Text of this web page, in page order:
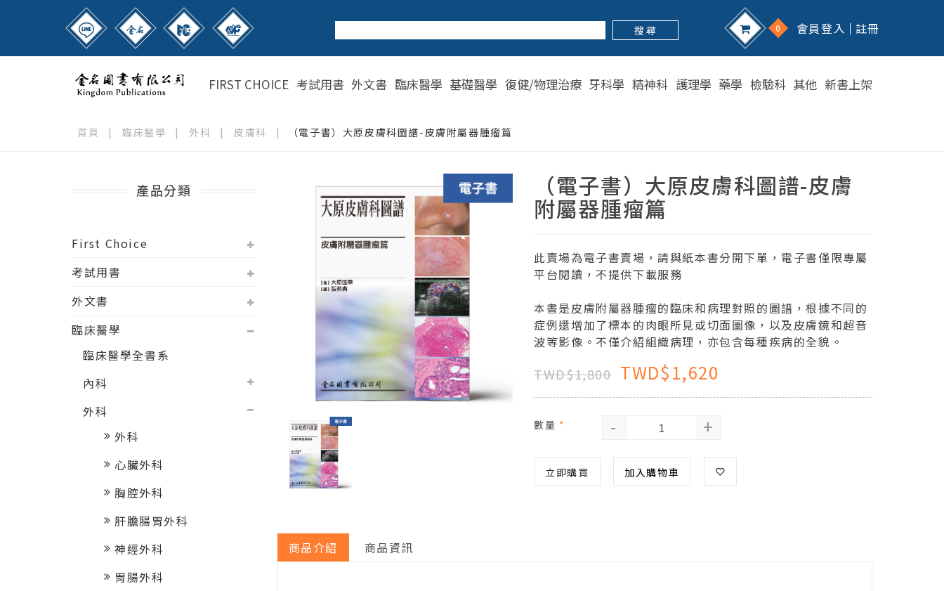
搜 尋 0 會員登入 註冊
FIRST CHOICE 考試用書 外文書 臨床醫學 基礎醫學 復健/物理治療 牙科學 精神科 護理學 藥學 檢驗科 其他 新書上架
首頁 | 臨床醫學 | 外科 | 皮膚科 | （電子書）大原皮膚科圖譜-皮膚附屬器腫瘤篇
產品分類
First Choice
考試用書
外文書
臨床醫學
臨床醫學全書系
內科
外科
外科
心臟外科
胸腔外科
肝膽腸胃外科
神經外科
胃腸外科
（電子書）大原皮膚科圖譜-皮膚
附屬器腫瘤篇
此賣場為電子書賣場，請與紙本書分開下單，電子書僅限專屬
平台閱讀，不提供下載服務
本書是皮膚附屬器腫瘤的臨床和病理對照的圖譜，根據不同的
症例還增加了標本的肉眼所見或切面圖像，以及皮膚鏡和超音
波等影像。不僅介紹組織病理，亦包含每種疾病的全貌。
TWD$1,800 TWD$1,620
數量 * - +
立即購買 加入購物車
商品介紹 商品資訊